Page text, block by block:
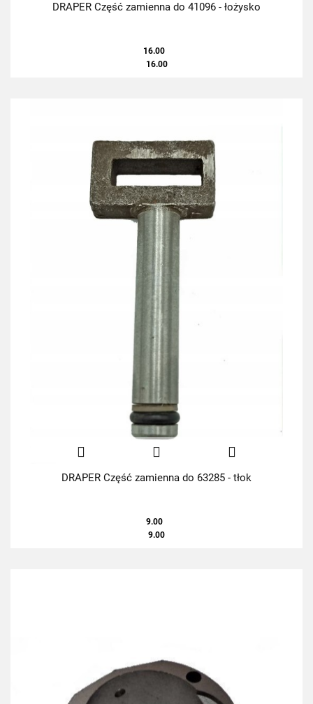
DRAPER Część zamienna do 41096 - łożysko
16.00
16.00
DRAPER Część zamienna do 63285 - tłok
9.00
9.00